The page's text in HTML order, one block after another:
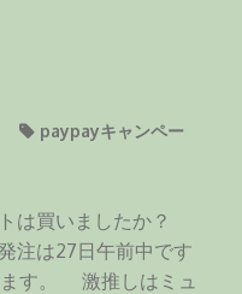
paypayキャンペー
は買いましたか？
注は27日午前中です
ます。 激推しはミュ